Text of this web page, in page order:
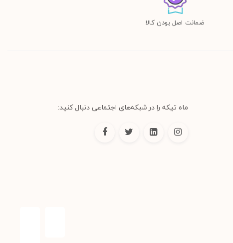
ضمانت اصل بودن کالا
ماه تیکه را در شبکه‌های اجتماعی دنبال کنید: